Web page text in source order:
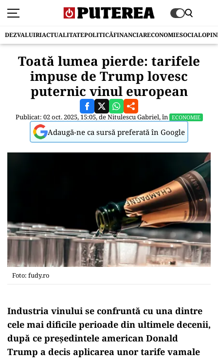
DEZVALUIRIACTUALITATEPOLITICĂFINANCIARECONOMIESOCIAL
Toată lumea pierde: tarifele
impuse de Trump lovesc
puternic vinul european
Publicat: 02 oct. 2025, 15:05, deNitulescu Gabriel, în ECONOMIE
Adaugă-ne ca sursă preferată în Google
Foto: fudy.ro
Industria vinului se confruntă cu una dintre
cele mai dificile perioade din ultimele decenii,
după ce președintele american Donald
Trump a decis aplicarea unor tarife vamale